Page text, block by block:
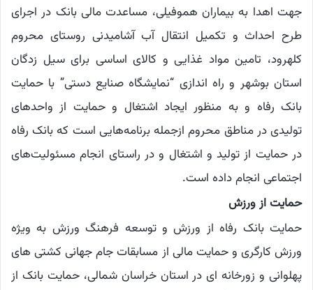
جهت اهدا به بیماران هموفیلی، مساعدت مالی بانک در اجرای
طرح احداث و تکمیل انتقال آب آشامیدنی روستای محروم
کلهرود، تامین مواد غذایی و کالای اساسی برای سیل زدگان
استان بوشهر و راه اندازی “نمایشگاه صنایع دستی” با حمایت
بانک رفاه و به منظور ایجاد اشتغال و حمایت از واحدهای
تولیدی در مناطق محروم ازجمله برنامه‌هایی است که بانک رفاه
در حمایت از تولید و اشتغال و در راستای انجام مسئولیت‌های
اجتماعی انجام داده است.
حمایت از ورزش
حمایت بانک رفاه از ورزش و توسعه فرهنگ ورزش به ویژه
ورزش کارگری و حمایت مالی از مسابقات جام جهانی کشتی های
پهلوانی و زورخانه ای در استان خراسان شمالی، حمایت بانک از